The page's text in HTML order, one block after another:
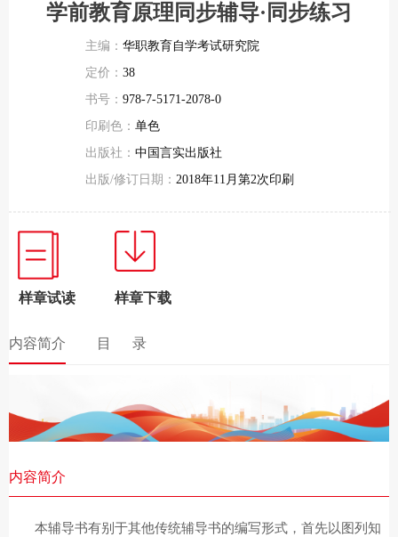
学前教育原理同步辅导·同步练习
主编： 华职教育自学考试研究院
定价： 38
书号： 978-7-5171-2078-0
印刷色： 单色
出版社： 中国言实出版社
出版/修订日期： 2018年11月第2次印刷
样章试读 样章下载
内容简介 目 录
内容简介
本辅导书有别于其他传统辅导书的编写形式，首先以图列知